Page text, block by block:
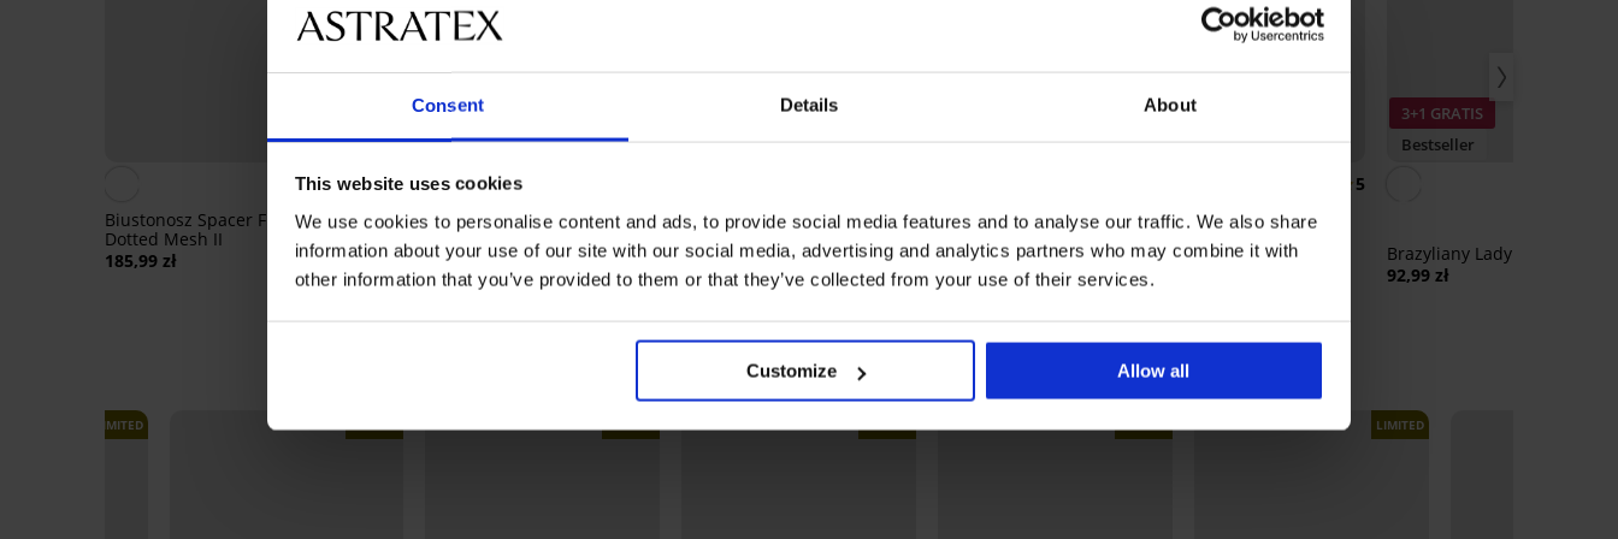
Consent Details About
This website uses cookies
We use cookies to personalise content and ads, to provide social media features and to analyse our traffic. We also share
information about your use of our site with our social media, advertising and analytics partners who may combine it with
other information that you’ve provided to them or that they’ve collected from your use of their services.
Customize Allow all
4,9
Biustonosz Spacer Flexicup
Dotted Mesh II
185,99 zł
Bestseller
Biustonosz usztywniany
Simplicity T-Shirt Bra
92,99 zł
Bestseller
Biustonosz Maia 4D
wygładzający
185,99 zł
Biustonosz usztywniany
Violeta wygładzający
185,99 zł
Bestseller
5
Biustonosz usztywniany
Push Perfect Bardot
241,99 zł
3+1 GRATIS
Bestseller
Brazyliany Lady Grace New
92,99 zł
Odkryj podobne produkty
LIMITED LIMITED